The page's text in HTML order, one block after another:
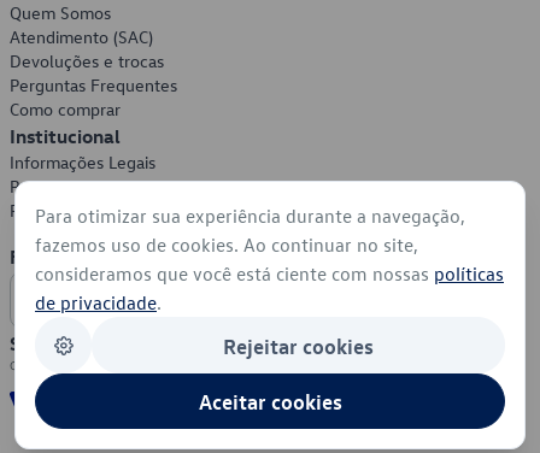
Quem Somos
Atendimento (SAC)
Devoluções e trocas
Perguntas Frequentes
Como comprar
Institucional
Informações Legais
Política de Privacidade
Política de Cookies
Formas de Pagamento
Segurança
Para otimizar sua experiência durante a navegação,
fazemos uso de cookies. Ao continuar no site,
consideramos que você está ciente com nossas políticas
de privacidade.
Rejeitar cookies
Aceitar cookies